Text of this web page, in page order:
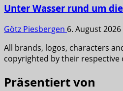
Unter Wasser rund um
Götz Piesbergen 6. August 2026
All brands, logos, characters
copyrighted by their respective
Präsentiert von